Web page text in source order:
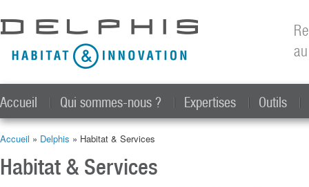
Accueil Qui sommes-nous ? Expertises Outils
Accueil » Delphis » Habitat & Services
Habitat & Services